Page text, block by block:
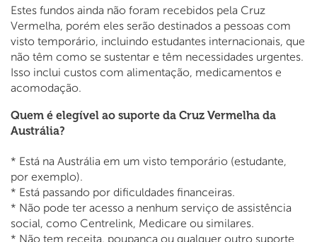
Estes fundos ainda não foram recebidos pela Cruz
Vermelha, porém eles serão destinados a pessoas com
visto temporário, incluindo estudantes internacionais, que
não têm como se sustentar e têm necessidades urgentes.
Isso inclui custos com alimentação, medicamentos e
acomodação.
Quem é elegível ao suporte da Cruz Vermelha da
Austrália?
* Está na Austrália em um visto temporário (estudante,
por exemplo).
* Está passando por dificuldades financeiras.
* Não pode ter acesso a nenhum serviço de assistência
social, como Centrelink, Medicare ou similares.